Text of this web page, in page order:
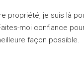
propriété, je suis là
moi confiance
façon possible.